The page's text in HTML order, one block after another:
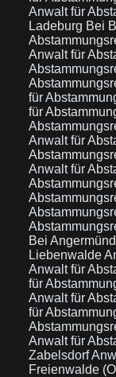
Anwalt für
Ladeburg Bei
Anwalt für
für
für
Anwalt für
Anwalt für
Bei
Liebenwalde
Anwalt für
für
Anwalt für
für
Anwalt für
Zabelsdorf
Freienwalde